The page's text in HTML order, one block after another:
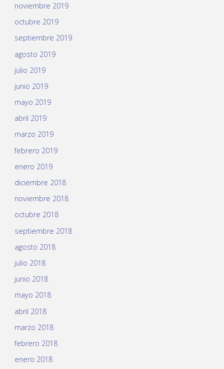
noviembre 2019
octubre 2019
septiembre 2019
agosto 2019
julio 2019
junio 2019
mayo 2019
abril 2019
marzo 2019
febrero 2019
enero 2019
diciembre 2018
noviembre 2018
octubre 2018
septiembre 2018
agosto 2018
julio 2018
junio 2018
mayo 2018
abril 2018
marzo 2018
febrero 2018
enero 2018